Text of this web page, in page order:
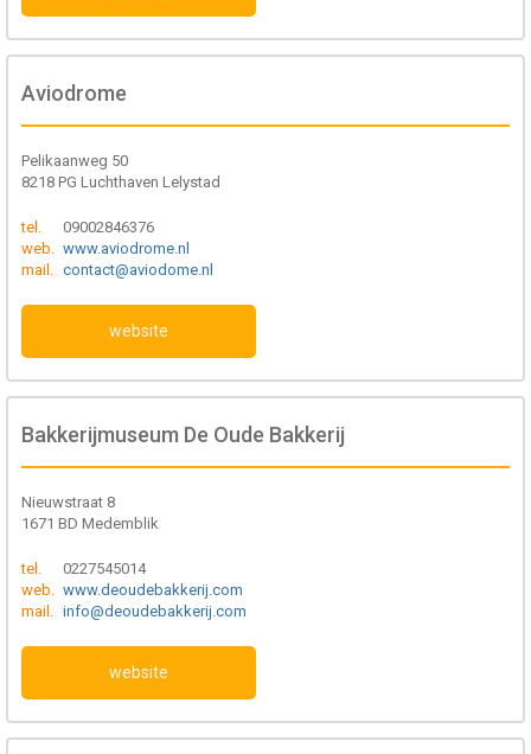
Aviodrome
Pelikaanweg 50
8218 PG Luchthaven Lelystad
tel.
09002846376
web. www.aviodrome.nl
mail. contact@aviodome.nl
website
Bakkerijmuseum De Oude Bakkerij
Nieuwstraat 8
1671 BD Medemblik
tel.
0227545014
web. www.deoudebakkerij.com
mail. info@deoudebakkerij.com
website